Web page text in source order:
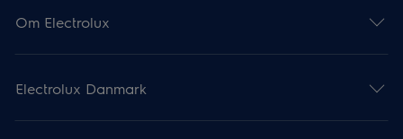
Om Electrolux
Electrolux Danmark